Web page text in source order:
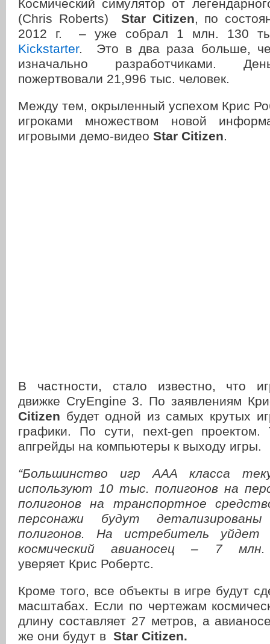
Космический симулятор от
(Chris Roberts) Star Citizen, по
2012 г. – уже собрал 1 млн. 130
Kickstarter. Это в два раза больше,
изначально разработчиками.
пожертвовали 21,996 тыс. человек.
Между тем, окрыленный успехом Крис
игроками множеством новой
игровыми демо-видео Star Citizen.
В частности, стало известно, что
движке CryEngine 3. По заявлениям
Citizen будет одной из самых крутых
графики. По сути, next-gen проектом.
апгрейды на компьютеры к выходу игры.
“Большинство игр ААА класса
используют 10 тыс. полигонов на
полигонов на транспортное
персонажи будут
полигонов. На истребитель
космический авианосец – 7 млн.
уверяет Крис Робертс.
Кроме того, все объекты в игре будут
масштабах. Если по чертежам
длину составляет 27 метров, а
же они будут в Star Citizen.